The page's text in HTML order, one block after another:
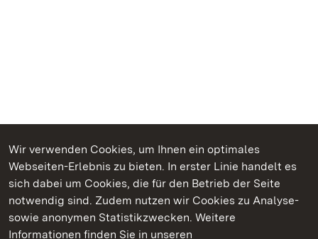
Wir verwenden Cookies, um Ihnen ein optimales
Webseiten-Erlebnis zu bieten. In erster Linie handelt es
sich dabei um Cookies, die für den Betrieb der Seite
notwendig sind. Zudem nutzen wir Cookies zu Analyse-
sowie anonymen Statistikzwecken. Weitere
Informationen finden Sie in unseren
Kommen. Staunen. Genießen.